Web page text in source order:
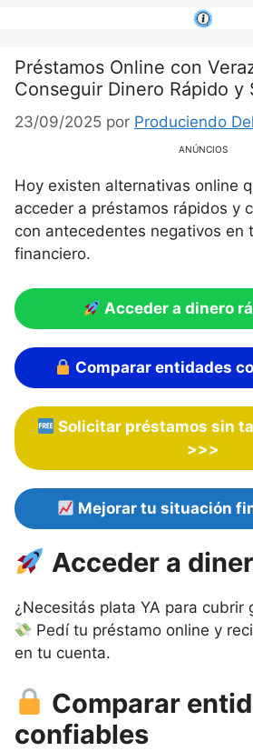
contenido
Préstamos Online con
Conseguir Dinero Rápido y
23/09/2025 por Produciendo
ANÚNCIOS
Hoy existen alternativas online
acceder a préstamos rápidos y
con antecedentes negativos en
financiero.
Acceder a dinero
Comparar entidades
Solicitar préstamos sin
>>>
Mejorar tu situación
Acceder a
¿Necesitás plata YA para cubrir
Pedí tu préstamo online y
en tu cuenta.
Comparar
confiables